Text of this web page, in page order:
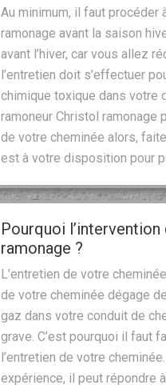
Au minimum, il faut procéder
ramonage avant la saison
avant l’hiver, car vous allez
l’entretien doit s’effectuer
chimique toxique dans votre
ramoneur Christol ramonage
de votre cheminée alors,
est à votre disposition pour
Pourquoi
ramonage ?
L’entretien de votre
de votre cheminée dégage
gaz dans votre conduit de
grave. C’est pourquoi il faut
l’entretien de votre
expérience, il peut répondre